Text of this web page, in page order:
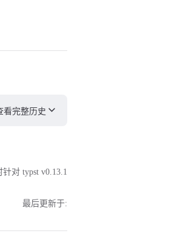
看完整历史
针对 typst v0.13.1
最后更新于: